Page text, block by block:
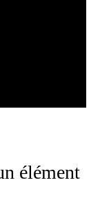
élément